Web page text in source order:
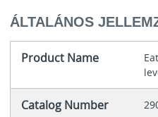
ÁLTALÁNOS
Product Name
Catalog Number